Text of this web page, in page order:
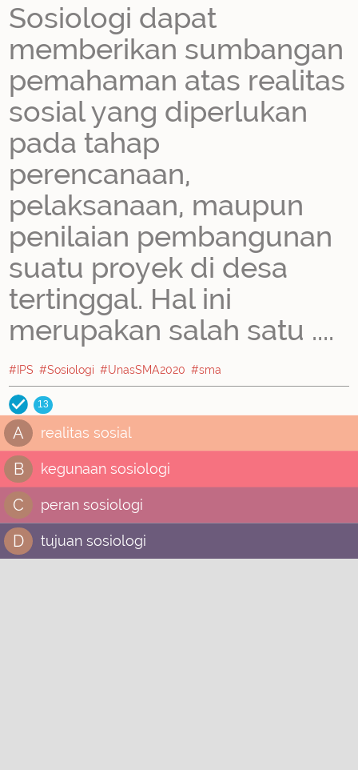
Sosiologi dapat
memberikan sumbangan
pemahaman atas realitas
sosial yang diperlukan
pada tahap
perencanaan,
pelaksanaan, maupun
penilaian pembangunan
suatu proyek di desa
tertinggal. Hal ini
merupakan salah satu ....
#IPS #Sosiologi #UnasSMA2020 #sma
13
A realitas sosial
B kegunaan sosiologi
C peran sosiologi
D tujuan sosiologi